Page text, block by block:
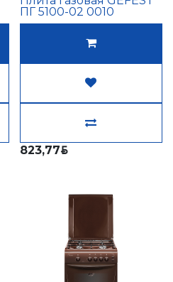
ПГ 5100-02 0010
823,77